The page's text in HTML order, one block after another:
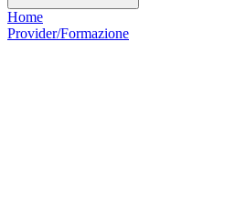
Home
Provider/Formazione